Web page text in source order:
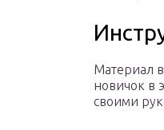
Материал
новичок в
своими